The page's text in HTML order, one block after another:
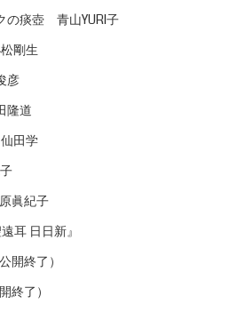
の痰壺 青山YURI子
剛生
彦
隆道
田学
眞紀子
耳 日日新』
終了）
了）